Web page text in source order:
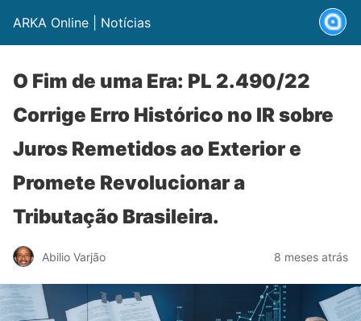
ARKA Online | Notícias
O Fim de uma Era: PL 2.490/22
Corrige Erro Histórico no IR sobre
Juros Remetidos ao Exterior e
Promete Revolucionar a
Tributação Brasileira.
Abilio Varjão 8 meses atrás